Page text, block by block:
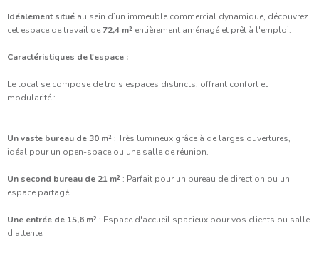
Idéalement situé au sein d’un immeuble commercial dynamique, découvrez
cet espace de travail de72,4 m² entièrement aménagé et prêt à l'emploi.
Caractéristiques de l'espace :
Le local se compose de trois espaces distincts, offrant confort et
modularité :
Un vaste bureau de 30 m² : Très lumineux grâce à de larges ouvertures,
idéal pour un open-space ou une salle de réunion.
Un second bureau de 21 m² : Parfait pour un bureau de direction ou un
espace partagé.
Une entrée de 15,6 m² : Espace d'accueil spacieux pour vos clients ou salle
d'attente.